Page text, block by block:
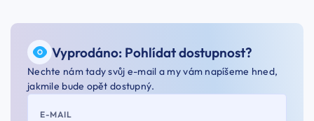
Vyprodáno: Pohlídat dostupnost?
Nechte nám tady svůj e-mail a my vám napíšeme hned,
jakmile bude opět dostupný.
E-MAIL